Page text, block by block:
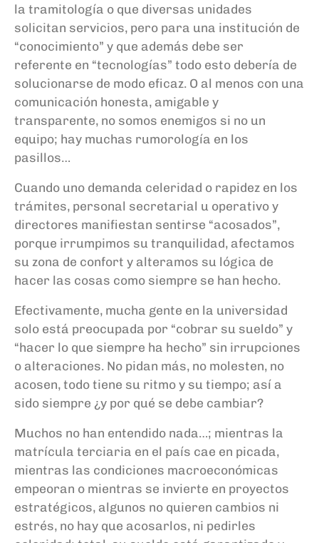
la tramitología o que diversas unidades
solicitan servicios, pero para una institución de
“conocimiento” y que además debe ser
referente en “tecnologías” todo esto debería de
solucionarse de modo eficaz. O al menos con una
comunicación honesta, amigable y
transparente, no somos enemigos si no un
equipo; hay muchas rumorología en los
pasillos…
Cuando uno demanda celeridad o rapidez en los
trámites, personal secretarial u operativo y
directores manifiestan sentirse “acosados”,
porque irrumpimos su tranquilidad, afectamos
su zona de confort y alteramos su lógica de
hacer las cosas como siempre se han hecho.
Efectivamente, mucha gente en la universidad
solo está preocupada por “cobrar su sueldo” y
“hacer lo que siempre ha hecho” sin irrupciones
o alteraciones. No pidan más, no molesten, no
acosen, todo tiene su ritmo y su tiempo; así a
sido siempre ¿y por qué se debe cambiar?
Muchos no han entendido nada…; mientras la
matrícula terciaria en el país cae en picada,
mientras las condiciones macroeconómicas
empeoran o mientras se invierte en proyectos
estratégicos, algunos no quieren cambios ni
estrés, no hay que acosarlos, ni pedirles